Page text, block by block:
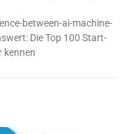
between-ai-machine-
Die Top 100 Start-
kennen